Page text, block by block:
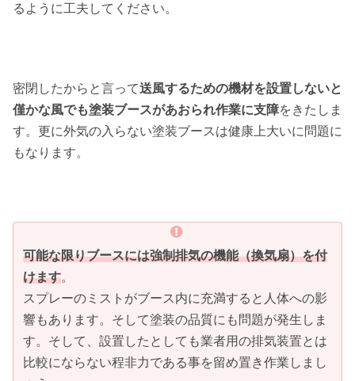
るように工夫してください。
密閉したからと言って送風するための機材を設置しないと
僅かな風でも塗装ブースがあおられ作業に支障をきたしま
す。更に外気の入らない塗装ブースは健康上大いに問題に
もなります。
可能な限りブースには強制排気の機能（換気扇）を付
けます。
スプレーのミストがブース内に充満すると人体への影
響もあります。そして塗装の品質にも問題が発生しま
す。そして、設置したとしても業者用の排気装置とは
比較にならない程非力である事を留め置き作業しまし